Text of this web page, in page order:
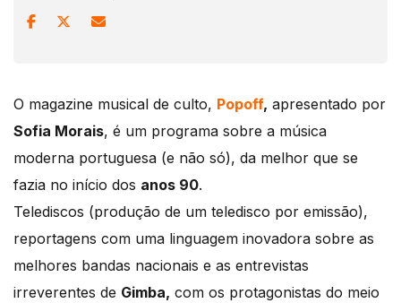
O magazine musical de culto, Popoff, apresentado por
Sofia Morais, é um programa sobre a música
moderna portuguesa (e não só), da melhor que se
fazia no início dos anos 90.
Telediscos (produção de um teledisco por emissão),
reportagens com uma linguagem inovadora sobre as
melhores bandas nacionais e as entrevistas
irreverentes de Gimba, com os protagonistas do meio